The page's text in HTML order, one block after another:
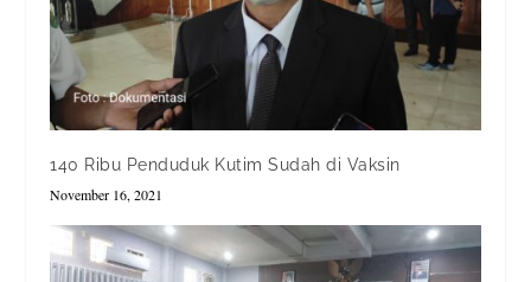
140 Ribu Penduduk Kutim Sudah di Vaksin
November 16, 2021